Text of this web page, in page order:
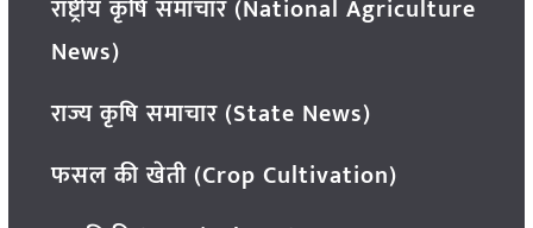
राष्ट्रीय कृषि समाचार (National Agriculture
News)
राज्य कृषि समाचार (State News)
फसल की खेती (Crop Cultivation)